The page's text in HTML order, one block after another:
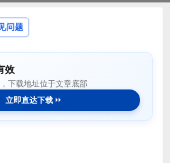
问题
效
下载地址位于文章底部
立即直达下载